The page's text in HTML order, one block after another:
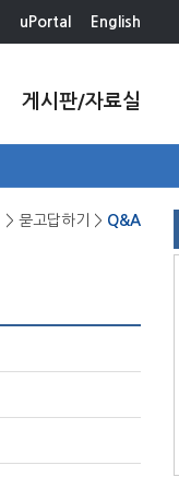
uPortal English
게시판/자료실
> 묻고답하기 > Q&A